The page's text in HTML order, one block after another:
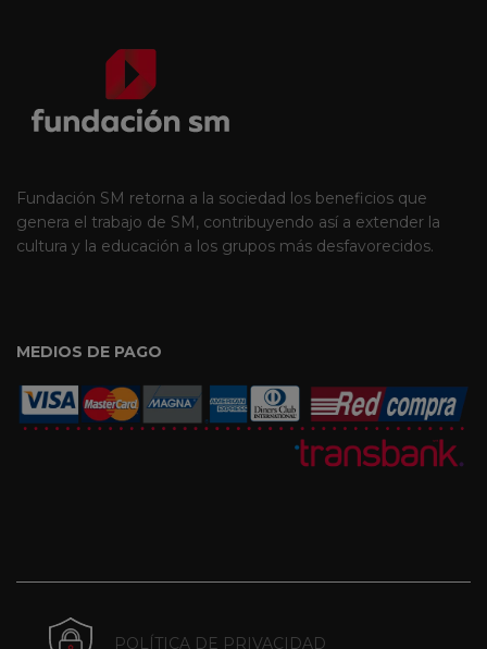
Fundación SM retorna a la sociedad los beneficios que
genera el trabajo de SM, contribuyendo así a extender la
cultura y la educación a los grupos más desfavorecidos.
MEDIOS DE PAGO
POLÍTICA DE PRIVACIDAD